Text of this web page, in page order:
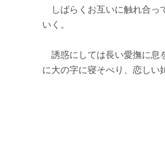
しばらくお互いに触れ合っ
いく。
誘惑にしては長い愛撫に息
に大の字に寝そべり、恋しい